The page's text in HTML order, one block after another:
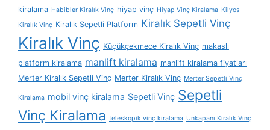
kiralama Habibler Kiralık Vinç hiyap vinç Hiyap Vinç Kiralama Kilyos
Kiralık Vinç Kiralık Sepetli Platform Kiralık Sepetli Vinç
Kiralık Vinç Küçükçekmece Kiralık Vinç makaslı
platform kiralama manlift kiralama manlift kiralama fiyatları
Merter Kiralık Sepetli Vinç Merter Kiralık Vinç Merter Sepetli Vinç
Kiralama mobil vinç kiralama Sepetli Vinç Sepetli
Vinç Kiralama teleskopik vinç kiralama Unkapanı Kiralık Vinç